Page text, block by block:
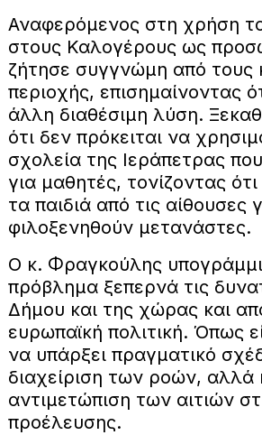
Αναφερόμενος στη χρήση
στους Καλογέρους ως
ζήτησε συγγνώμη από τους
περιοχής, επισημαίνοντας
άλλη διαθέσιμη λύση.
ότι δεν πρόκειται να
σχολεία της Ιεράπετρας
για μαθητές, τονίζοντας
τα παιδιά από τις αίθουσες
φιλοξενηθούν μετανάστες.
Ο κ. Φραγκούλης
πρόβλημα ξεπερνά τις
Δήμου και της χώρας και
ευρωπαϊκή πολιτική. Όπως
να υπάρξει πραγματικό
διαχείριση των ροών, αλλά
αντιμετώπιση των αιτιών
προέλευσης.